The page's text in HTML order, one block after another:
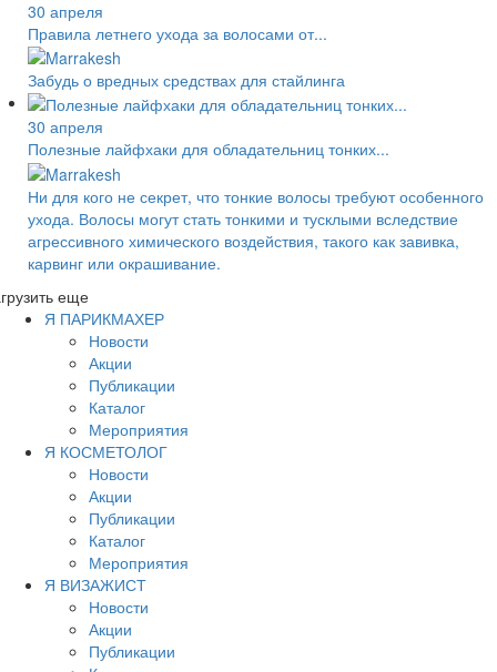
30 апреля
Правила летнего ухода за волосами от...
Забудь о вредных средствах для стайлинга
30 апреля
Полезные лайфхаки для обладательниц тонких...
Ни для кого не секрет, что тонкие волосы требуют особенного
ухода. Волосы могут стать тонкими и тусклыми вследствие
агрессивного химического воздействия, такого как завивка,
карвинг или окрашивание.
еще
Я ПАРИКМАХЕР
Новости
Акции
Публикации
Каталог
Мероприятия
Я КОСМЕТОЛОГ
Новости
Акции
Публикации
Каталог
Мероприятия
Я ВИЗАЖИСТ
Новости
Акции
Публикации